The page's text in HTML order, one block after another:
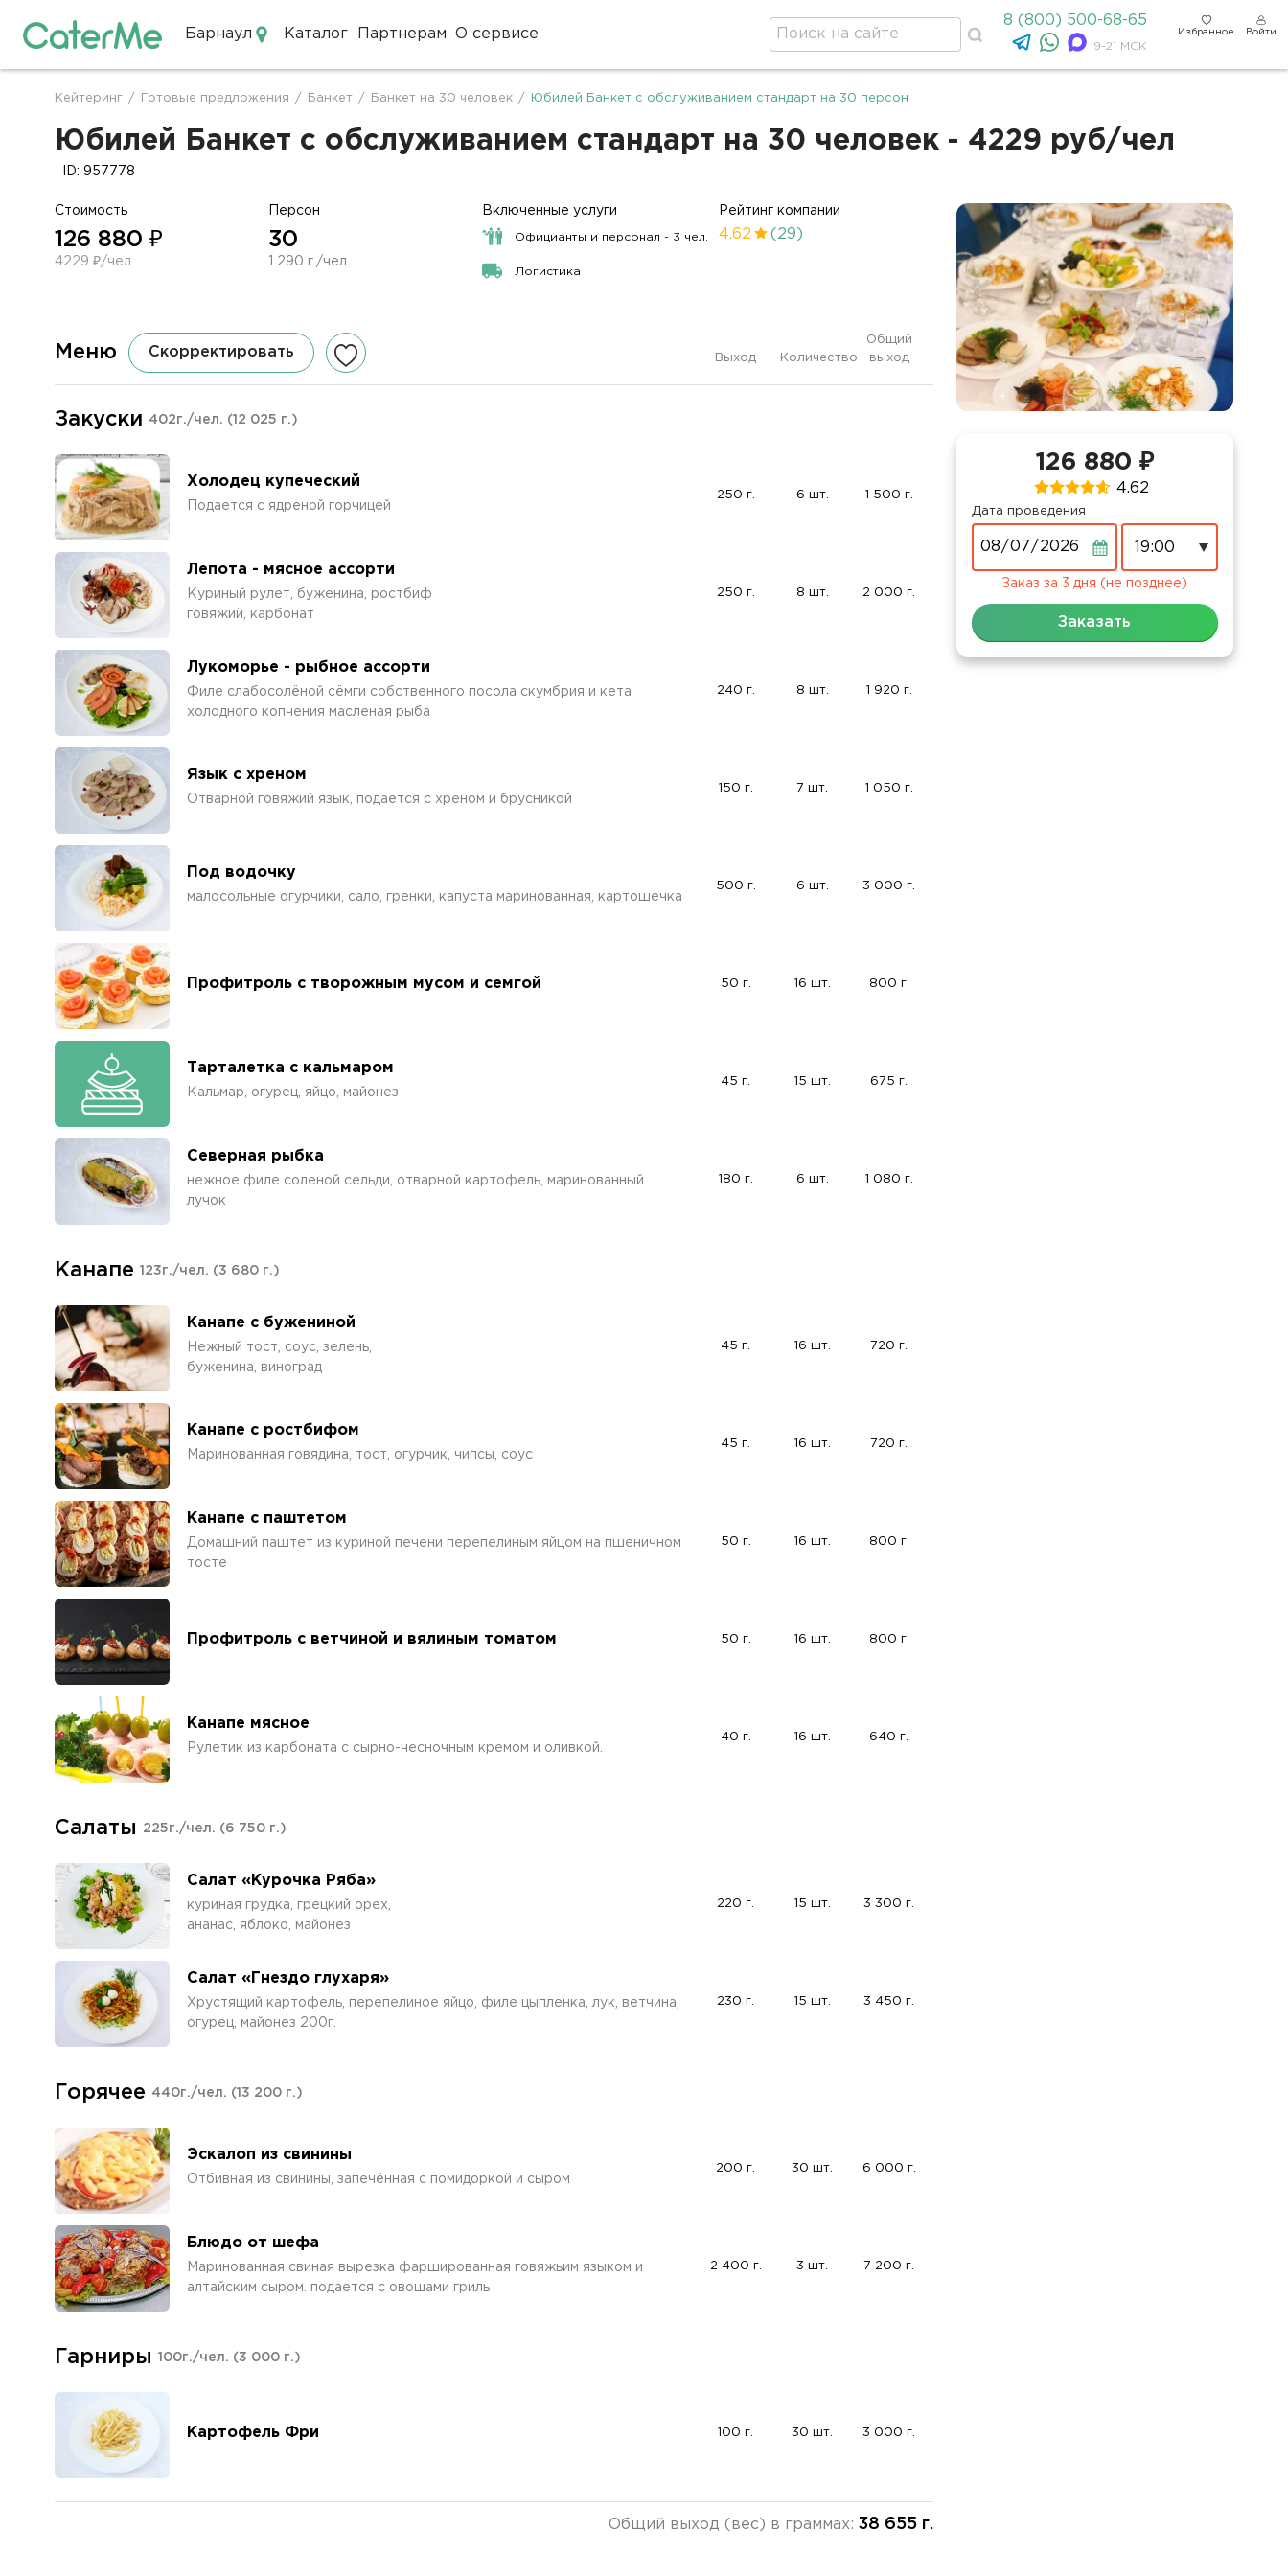
Барнаул Каталог Партнерам О сервисе
8 (800) 500-68-65
9-21 МСК
Избранное Войти
Строка
навигации
Кейтеринг / Готовые предложения / Банкет / Банкет на 30 человек / Юбилей Банкет с обслуживанием стандарт на 30 персон
Юбилей Банкет с обслуживанием стандарт на 30 человек - 4229 руб/чел
ID: 957778
Стоимость
126 880 ₽
4229 ₽/чел
Персон
30
1 290 г./чел.
Включенные услуги
Официанты и персонал - 3 чел.
Логистика
Рейтинг компании
4.62 (29)
Меню Скорректировать Выход Количество
Общий
выход
Закуски 402г./чел. (12 025 г.)
Холодец купеческий
Подается с ядреной горчицей
250 г. 6 шт. 1 500 г.
Лепота - мясное ассорти
Куриный рулет, буженина, ростбиф
говяжий, карбонат
250 г. 8 шт. 2 000 г.
Лукоморье - рыбное ассорти
Филе слабосолёной сёмги собственного посола скумбрия и кета
холодного копчения масленая рыба
240 г. 8 шт. 1 920 г.
Язык с хреном
Отварной говяжий язык, подаётся с хреном и брусникой
150 г. 7 шт. 1 050 г.
Под водочку
малосольные огурчики, сало, гренки, капуста маринованная, картошечка
500 г. 6 шт. 3 000 г.
Профитроль с творожным мусом и семгой 50 г. 16 шт. 800 г.
Тарталетка с кальмаром
Кальмар, огурец, яйцо, майонез
45 г. 15 шт. 675 г.
Северная рыбка
нежное филе соленой сельди, отварной картофель, маринованный
лучок
180 г. 6 шт. 1 080 г.
Канапе 123г./чел. (3 680 г.)
Канапе с бужениной
Нежный тост, соус, зелень,
буженина, виноград
45 г. 16 шт. 720 г.
Канапе с ростбифом
Маринованная говядина, тост, огурчик, чипсы, соус
45 г. 16 шт. 720 г.
Канапе с паштетом
Домашний паштет из куриной печени перепелиным яйцом на пшеничном
тосте
50 г. 16 шт. 800 г.
Профитроль с ветчиной и вялиным томатом 50 г. 16 шт. 800 г.
Канапе мясное
Рулетик из карбоната с сырно-чесночным кремом и оливкой.
40 г. 16 шт. 640 г.
Салаты 225г./чел. (6 750 г.)
Салат «Курочка Ряба»
куриная грудка, грецкий орех,
ананас, яблоко, майонез
220 г. 15 шт. 3 300 г.
Салат «Гнездо глухаря»
Хрустящий картофель, перепелиное яйцо, филе цыпленка, лук, ветчина,
огурец, майонез 200г.
230 г. 15 шт. 3 450 г.
Горячее 440г./чел. (13 200 г.)
Эскалоп из свинины
Отбивная из свинины, запечённая с помидоркой и сыром
200 г. 30 шт. 6 000 г.
Блюдо от шефа
Маринованная свиная вырезка фаршированная говяжьим языком и
алтайским сыром. подается с овощами гриль
2 400 г. 3 шт. 7 200 г.
Гарниры 100г./чел. (3 000 г.)
Картофель Фри 100 г. 30 шт. 3 000 г.
Общий выход (вес) в граммах: 38 655 г.
126 880 ₽
4.62
Дата проведения
Заказ за 3 дня (не позднее)
Заказать